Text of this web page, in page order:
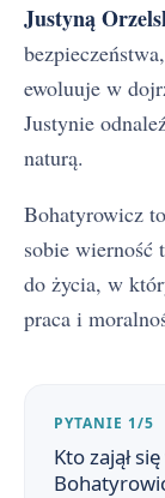
Justyną
ewoluuje w
Justynie
naturą.
Bohatyrowicz
sobie wierność
do życia, w
praca i
PYTANIE 1/5
Kto zajął
1
2 Czas i